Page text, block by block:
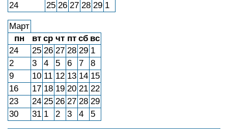
24
25 26 27 28 29 1
Март
пн
вт ср чт пт сб вс
24
25 26 27 28 29 1
2
3 4 5 6 7
8
9
10 11 12 13 14 15
16
17 18 19 20 21 22
23
24 25 26 27 28 29
30
31 1 2 3 4 5